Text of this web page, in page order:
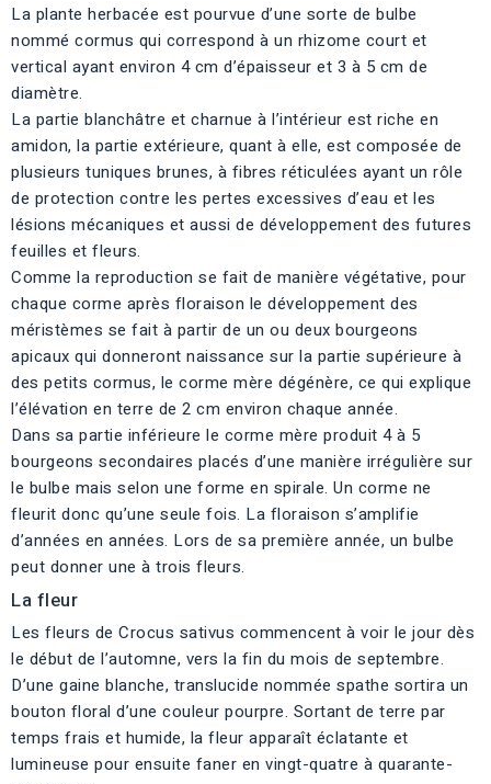
La plante herbacée est pourvue d’une sorte de bulbe
nommé cormus qui correspond à un rhizome court et
vertical ayant environ 4 cm d’épaisseur et 3 à 5 cm de
diamètre.
La partie blanchâtre et charnue à l’intérieur est riche en
amidon, la partie extérieure, quant à elle, est composée de
plusieurs tuniques brunes, à fibres réticulées ayant un rôle
de protection contre les pertes excessives d’eau et les
lésions mécaniques et aussi de développement des futures
feuilles et fleurs.
Comme la reproduction se fait de manière végétative, pour
chaque corme après floraison le développement des
méristèmes se fait à partir de un ou deux bourgeons
apicaux qui donneront naissance sur la partie supérieure à
des petits cormus, le corme mère dégénère, ce qui explique
l’élévation en terre de 2 cm environ chaque année.
Dans sa partie inférieure le corme mère produit 4 à 5
bourgeons secondaires placés d’une manière irrégulière sur
le bulbe mais selon une forme en spirale. Un corme ne
fleurit donc qu’une seule fois. La floraison s’amplifie
d’années en années. Lors de sa première année, un bulbe
peut donner une à trois fleurs.
La fleur
Les fleurs de Crocus sativus commencent à voir le jour dès
le début de l’automne, vers la fin du mois de septembre.
D’une gaine blanche, translucide nommée spathe sortira un
bouton floral d’une couleur pourpre. Sortant de terre par
temps frais et humide, la fleur apparaît éclatante et
lumineuse pour ensuite faner en vingt-quatre à quarante-